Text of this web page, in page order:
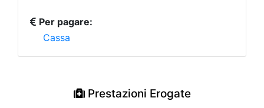
Per pagare:
Cassa
Prestazioni Erogate